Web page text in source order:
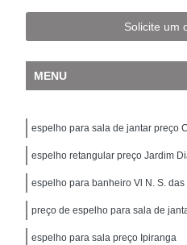
Solicite um
MENU
espelho para sala de jantar preço
espelho retangular preço Jardim
espelho para banheiro Vl N. S. das
preço de espelho para sala de
espelho para sala preço Ipiranga